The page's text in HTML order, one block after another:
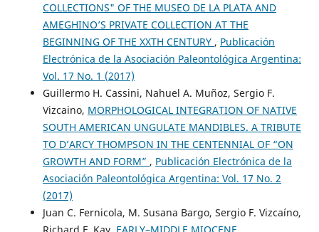
COLLECTIONS" OF THE MUSEO DE LA PLATA AND
AMEGHINO’S PRIVATE COLLECTION AT THE
BEGINNING OF THE XXTH CENTURY , Publicación
Electrónica de la Asociación Paleontológica Argentina:
Vol. 17 No. 1 (2017)
Guillermo H. Cassini, Nahuel A. Muñoz, Sergio F.
Vizcaino, MORPHOLOGICAL INTEGRATION OF NATIVE
SOUTH AMERICAN UNGULATE MANDIBLES. A TRIBUTE
TO D’ARCY THOMPSON IN THE CENTENNIAL OF “ON
GROWTH AND FORM” , Publicación Electrónica de la
Asociación Paleontológica Argentina: Vol. 17 No. 2
(2017)
Juan C. Fernicola, M. Susana Bargo, Sergio F. Vizcaíno,